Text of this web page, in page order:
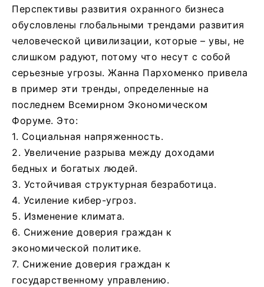
Перспективы развития охранного бизнеса
обусловлены глобальными трендами развития
человеческой цивилизации, которые – увы, не
слишком радуют, потому что несут с собой
серьезные угрозы. Жанна Пархоменко привела
в пример эти тренды, определенные на
последнем Всемирном Экономическом
Форуме. Это:
1. Социальная напряженность.
2. Увеличение разрыва между доходами
бедных и богатых людей.
3. Устойчивая структурная безработица.
4. Усиление кибер-угроз.
5. Изменение климата.
6. Снижение доверия граждан к
экономической политике.
7. Снижение доверия граждан к
государственному управлению.